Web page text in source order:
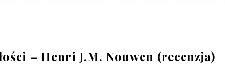
– Henri J.M. Nouwen (recenzja)